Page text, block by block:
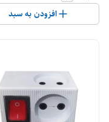
افزودن به سبد